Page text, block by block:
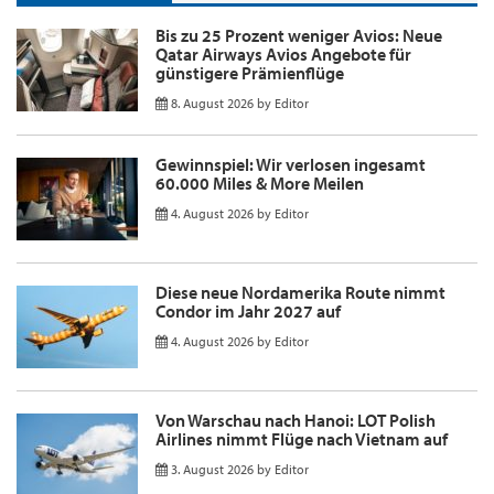
Bis zu 25 Prozent weniger Avios: Neue
Qatar Airways Avios Angebote für
günstigere Prämienflüge
8. August 2026 by Editor
Gewinnspiel: Wir verlosen ingesamt
60.000 Miles & More Meilen
4. August 2026 by Editor
Diese neue Nordamerika Route nimmt
Condor im Jahr 2027 auf
4. August 2026 by Editor
Von Warschau nach Hanoi: LOT Polish
Airlines nimmt Flüge nach Vietnam auf
3. August 2026 by Editor